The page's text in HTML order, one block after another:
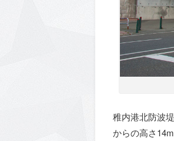
稚内港北防波
からの高さ